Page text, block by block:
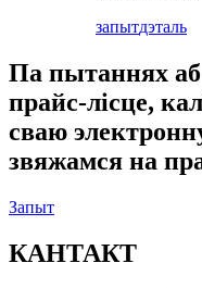
запытдэталь
Па пытаннях
прайс-лісце,
сваю
звяжамся на
Запыт
КАНТАКТ